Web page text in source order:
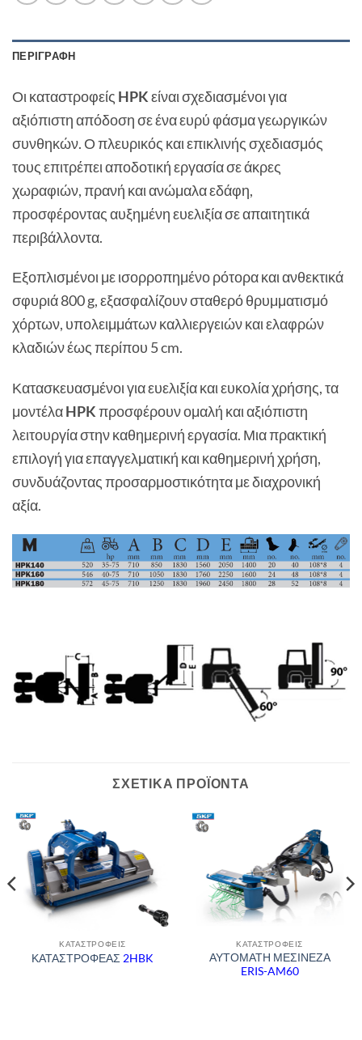
ΠΕΡΙΓΡΑΦΉ
Οι καταστροφείς HPKείναι σχεδιασμένοι για
αξιόπιστη απόδοση σε ένα ευρύ φάσμα γεωργικών
συνθηκών. Ο πλευρικός και επικλινής σχεδιασμός
τους επιτρέπει αποδοτική εργασία σε άκρες
χωραφιών, πρανή και ανώμαλα εδάφη,
προσφέροντας αυξημένη ευελιξία σε απαιτητικά
περιβάλλοντα.
Εξοπλισμένοι με ισορροπημένο ρότορα και ανθεκτικά
σφυριά 800 g, εξασφαλίζουν σταθερό θρυμματισμό
χόρτων, υπολειμμάτων καλλιεργειών και ελαφρών
κλαδιών έως περίπου 5 cm.
Κατασκευασμένοι για ευελιξία και ευκολία χρήσης, τα
μοντέλαHPKπροσφέρουν ομαλή και αξιόπιστη
λειτουργία στην καθημερινή εργασία. Μια πρακτική
επιλογή για επαγγελματική και καθημερινή χρήση,
συνδυάζοντας προσαρμοστικότητα με διαχρονική
αξία.
ΣΧΕΤΙΚΆ ΠΡΟΪΌΝΤΑ
ΚΑΤΑΣΤΡΟΦΕΊΣ
ΚΑΤΑΣΤΡΟΦΕΑΣ 2HBK
ΚΑΤΑΣΤΡΟΦΕΊΣ
ΑΥΤΟΜΑΤΗ ΜΕΣΙΝΕΖΑ
ERIS-AM60